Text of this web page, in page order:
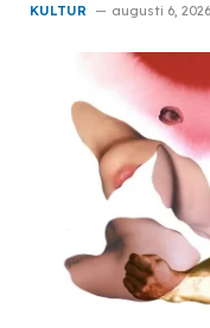
KULTUR augusti 6, 2026